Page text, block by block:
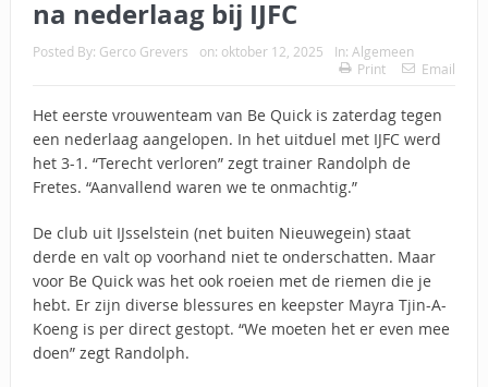
na nederlaag bij IJFC
Posted By: Gerco Grevers on: oktober 12, 2025 In: Algemeen
Print
Email
Het eerste vrouwenteam van Be Quick is zaterdag tegen
een nederlaag aangelopen. In het uitduel met IJFC werd
het 3-1. “Terecht verloren” zegt trainer Randolph de
Fretes. “Aanvallend waren we te onmachtig.”
De club uit IJsselstein (net buiten Nieuwegein) staat
derde en valt op voorhand niet te onderschatten. Maar
voor Be Quick was het ook roeien met de riemen die je
hebt. Er zijn diverse blessures en keepster Mayra Tjin-A-
Koeng is per direct gestopt. “We moeten het er even mee
doen” zegt Randolph.